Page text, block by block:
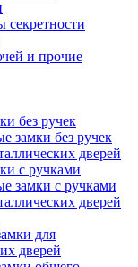
и прочие
без ручек
замки без ручек
дверей
с ручками
замки с ручками
дверей
для
дверей